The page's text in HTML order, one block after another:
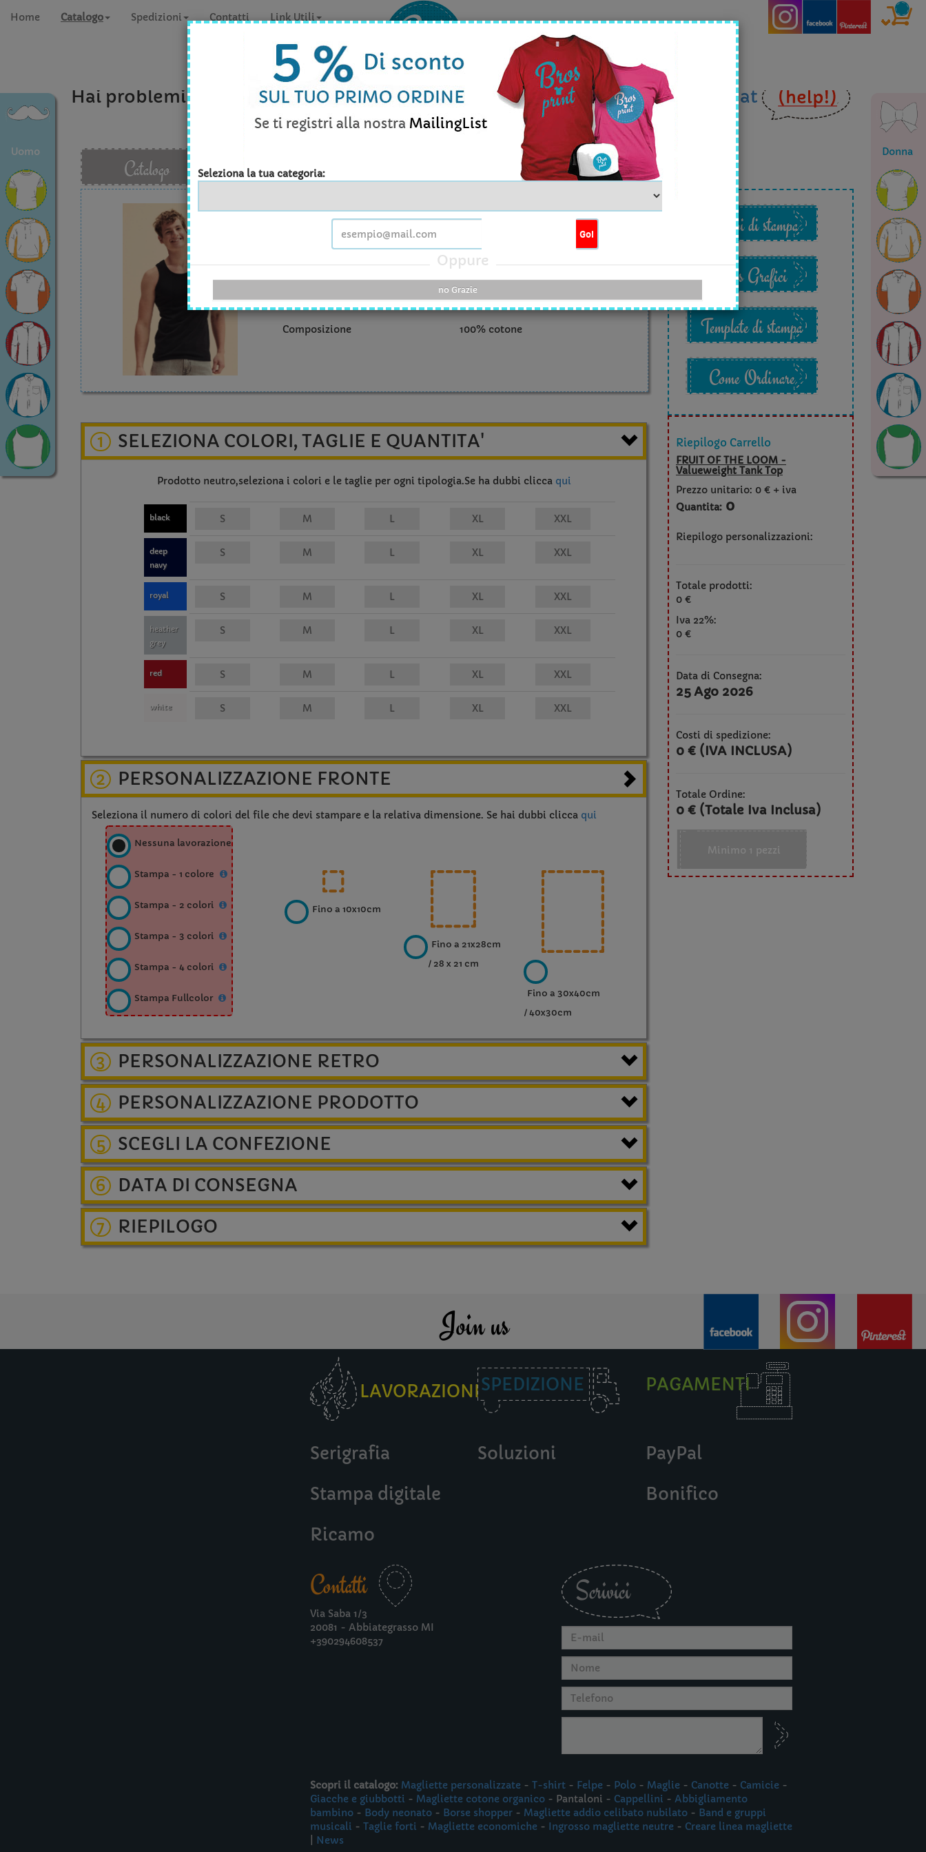
Home Catalogo Spedizioni Contatti Link Utili
Uomo Donna
Hai problemi a concludere la personalizzazione? Contattaci viaemail chat
Catalogo Info prodotto
FRUIT OF THE LOOM - Valueweight Tank Top
Quantita' minima 1Pezzo
S , M , L , XL , XXL
Composizione 100% cotone
Esempi di stampa
Files Grafici
Template di stampa
Come Ordinare
1 SELEZIONA COLORI, TAGLIE E QUANTITA'
Prodotto neutro,seleziona i colori e le taglie per ogni tipologia.Se ha dubbi cliccaqui
black
deep
navy
royal
heather
grey
red
white
2 PERSONALIZZAZIONE FRONTE
Seleziona il numero di colori del file che devi stampare e la relativa dimensione. Se hai dubbi clicca qui
Fino a 10x10cm
Fino a 21x28cm
/ 28 x 21 cm
Fino a 30x40cm
/ 40x30cm
Nessuna lavorazione
Stampa - 1 colore
Stampa - 2 colori
Stampa - 3 colori
Stampa - 4 colori
Stampa Fullcolor
3 PERSONALIZZAZIONE RETRO
4 PERSONALIZZAZIONE PRODOTTO
5 SCEGLI LA CONFEZIONE
6 DATA DI CONSEGNA
7 RIEPILOGO
Riepilogo Carrello
FRUIT OF THE LOOM -
Valueweight Tank Top
Prezzo unitario: 0 € + iva
Quantita: 0
Riepilogo personalizzazioni:
Totale prodotti:
0 €
Iva 22%:
0 €
Data di Consegna:
25 Ago 2026
Costi di spedizione:
0 € (IVA INCLUSA)
Totale Ordine:
0 € (Totale Iva Inclusa)
Seleziona la tua categoria:
Go!
Oppure
no Grazie
Join us
LAVORAZIONI
Serigrafia
Stampa digitale
Ricamo
SPEDIZIONE
Soluzioni
PAGAMENTI
PayPal
Bonifico
Contatti
Via Saba 1/3
20081 - Abbiategrasso MI
+390294608537
Scrivici
Scopri il catalogo: Magliette personalizzate - T-shirt - Felpe - Polo - Maglie - Canotte - Camicie -
Giacche e giubbotti - Magliette cotone organico - Pantaloni - Cappellini - Abbigliamento
bambino - Body neonato - Borse shopper - Magliette addio celibato nubilato - Band e gruppi
musicali - Taglie forti - Magliette economiche - Ingrosso magliette neutre - Creare linea magliette
News